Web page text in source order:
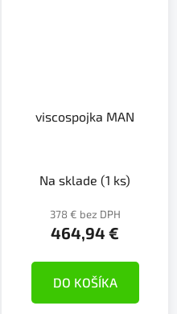
viscospojka MAN
Na sklade (1 ks)
378 € bez DPH
464,94 €
DO KOŠÍKA